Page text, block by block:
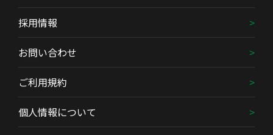
採用情報
お問い合わせ
ご利用規約
個人情報について